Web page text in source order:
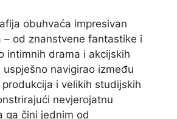
obuhvaća impresivan
– od znanstvene fantastike i
intimnih drama i akcijskih
navigirao između
i velikih studijskih
nevjerojatnu
ga čini jednim od